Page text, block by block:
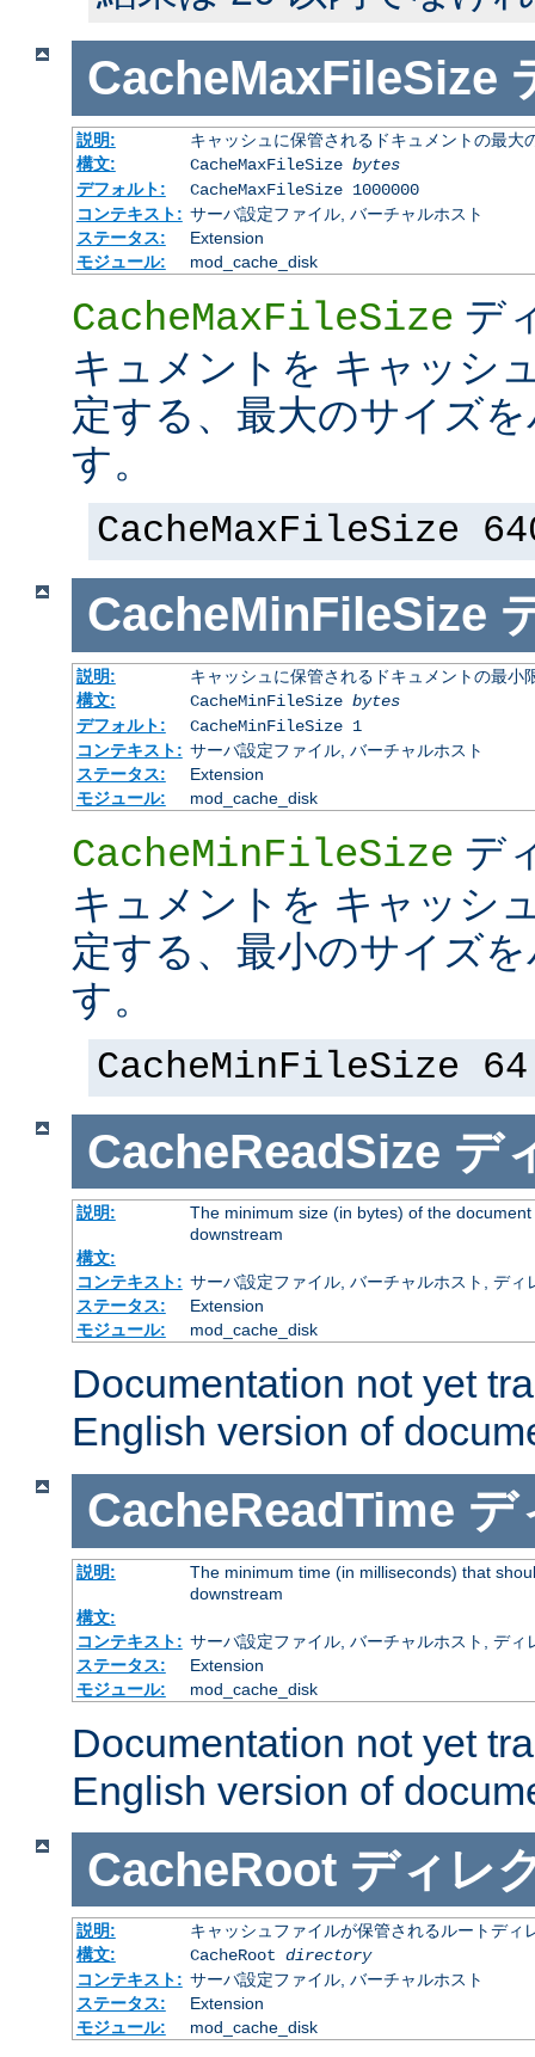
CacheMaxFileSize
説明:
キャッシュに保管されるドキュメントの最大
構文:
CacheMaxFileSize bytes
デフォルト:
CacheMaxFileSize 1000000
コンテキスト: サーバ設定ファイル, バーチャルホスト
ステータス:
Extension
モジュール:
mod_cache_disk
CacheMaxFileSize デ
キュメントを キャッシ
定する、最大のサイズ
す。
CacheMaxFileSize
CacheMinFileSize
説明:
キャッシュに保管されるドキュメントの最小
構文:
CacheMinFileSize bytes
デフォルト:
CacheMinFileSize 1
コンテキスト: サーバ設定ファイル, バーチャルホスト
ステータス:
Extension
モジュール:
mod_cache_disk
CacheMinFileSize デ
キュメントを キャッシ
定する、最小のサイズ
す。
CacheMinFileSize 64
CacheReadSize デ
説明:
The minimum size (in bytes) of the
downstream
構文:
コンテキスト: サーバ設定ファイル, バーチャルホスト, ディ
ステータス:
Extension
モジュール:
mod_cache_disk
Documentation not yet
English version of
CacheReadTime デ
説明:
The minimum time (in milliseconds) that
downstream
構文:
コンテキスト: サーバ設定ファイル, バーチャルホスト, ディ
ステータス:
Extension
モジュール:
mod_cache_disk
Documentation not yet
English version of
CacheRoot ディレ
説明:
キャッシュファイルが保管されるルートディ
構文:
CacheRoot directory
コンテキスト: サーバ設定ファイル, バーチャルホスト
ステータス:
Extension
モジュール:
mod_cache_disk